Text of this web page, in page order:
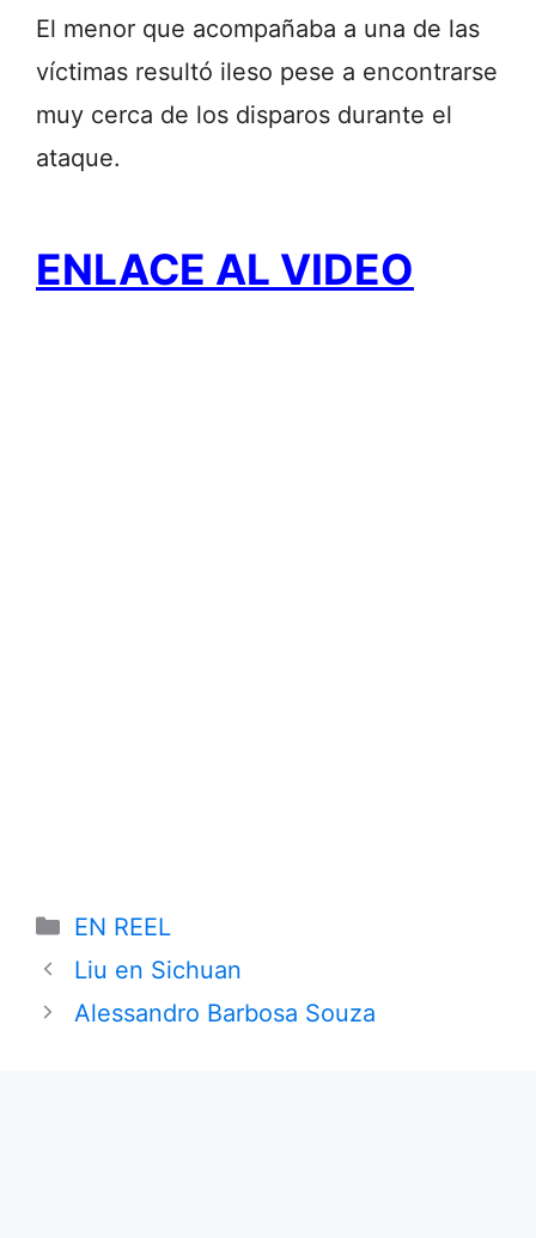
El menor que acompañaba a una de las
víctimas resultó ileso pese a encontrarse
muy cerca de los disparos durante el
ataque.
ENLACE AL VIDEO
Categories
EN REEL
Liu en Sichuan
Alessandro Barbosa Souza